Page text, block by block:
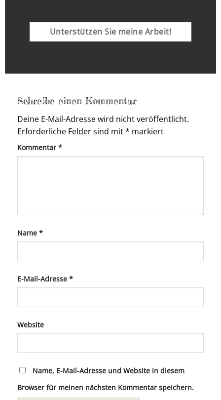
Unterstützen Sie meine Arbeit!
Schreibe einen Kommentar
Deine E-Mail-Adresse wird nicht veröffentlicht.
Erforderliche Felder sind mit* markiert
Kommentar *
Name *
E-Mail-Adresse *
Website
Name, E-Mail-Adresse und Website in diesem
Browser für meinen nächsten Kommentar speichern.